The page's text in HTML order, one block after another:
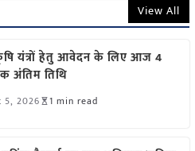
View All
यंत्रों हेतु आवेदन के लिए आज 4
अंतिम तिथि
5, 2026 1 min read